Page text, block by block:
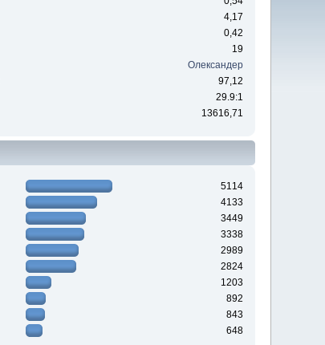
4,17
0,42
19
Олександер
97,12
29.9:1
13616,71
5114
4133
3449
3338
2989
2824
1203
892
843
648